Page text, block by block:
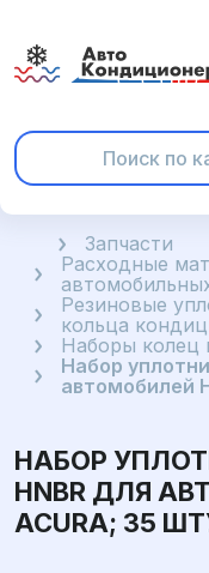
ГлавнаяЗапчасти
Расходные
Резиновые
кольца
Наборы колец
Набор
автомобилей
НАБОР
HNBR ДЛЯ
ACURA; 35